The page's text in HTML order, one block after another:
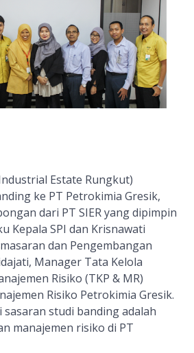
Estate Rungkut)
ke PT Petrokimia Gresik,
dari PT SIER yang dipimpin
Kepala SPI dan Krisnawati
dan Pengembangan
Manager Tata Kelola
Risiko (TKP & MR)
Risiko Petrokimia Gresik.
studi banding adalah
manajemen risiko di PT